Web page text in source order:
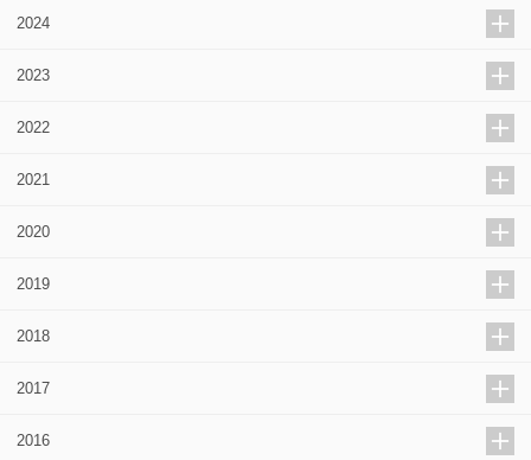
2024
2023
2022
2021
2020
2019
2018
2017
2016